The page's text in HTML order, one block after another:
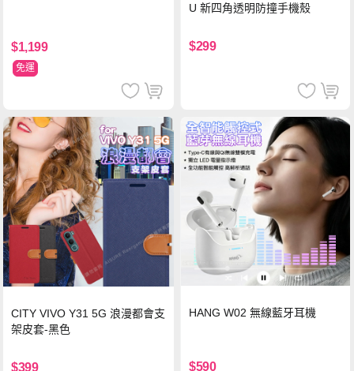
$1,199
免運
U 新四角透明防撞手機殼
$299
CITY VIVO Y31 5G 浪漫都會支
架皮套-黑色
$399
HANG W02 無線藍牙耳機
$590